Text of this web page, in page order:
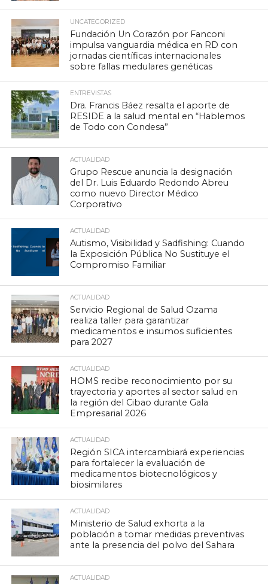
UNCATEGORIZED
Fundación Un Corazón por Fanconi
impulsa vanguardia médica en RD con
jornadas científicas internacionales
sobre fallas medulares genéticas
ENTREVISTAS
Dra. Francis Báez resalta el aporte de
RESIDE a la salud mental en “Hablemos
de Todo con Condesa”
ACTUALIDAD
Grupo Rescue anuncia la designación
del Dr. Luis Eduardo Redondo Abreu
como nuevo Director Médico
Corporativo
ACTUALIDAD
Autismo, Visibilidad y Sadfishing: Cuando
la Exposición Pública No Sustituye el
Compromiso Familiar
ACTUALIDAD
Servicio Regional de Salud Ozama
realiza taller para garantizar
medicamentos e insumos suficientes
para 2027
ACTUALIDAD
HOMS recibe reconocimiento por su
trayectoria y aportes al sector salud en
la región del Cibao durante Gala
Empresarial 2026
ACTUALIDAD
Región SICA intercambiará experiencias
para fortalecer la evaluación de
medicamentos biotecnológicos y
biosimilares
ACTUALIDAD
Ministerio de Salud exhorta a la
población a tomar medidas preventivas
ante la presencia del polvo del Sahara
ACTUALIDAD